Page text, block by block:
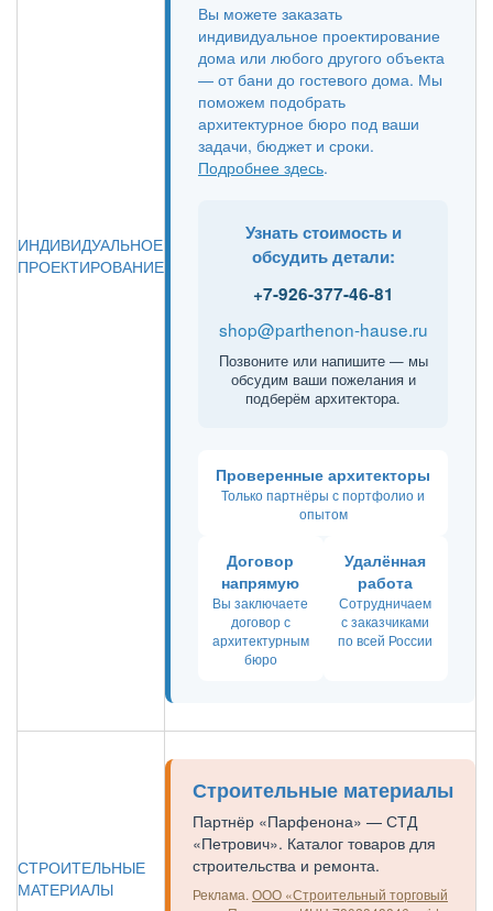
ИНДИВИДУАЛЬНОЕ
ПРОЕКТИРОВАНИЕ
Вы можете заказать
индивидуальное проектирование
дома или любого другого объекта
— от бани до гостевого дома. Мы
поможем подобрать
архитектурное бюро под ваши
задачи, бюджет и сроки.
Подробнее здесь.
Узнать стоимость и
обсудить детали:
+7-926-377-46-81
shop@parthenon-hause.ru
Позвоните или напишите — мы
обсудим ваши пожелания и
подберём архитектора.
Проверенные архитекторы
Только партнёры с портфолио и
опытом
Договор
напрямую
Вы заключаете
договор с
архитектурным
бюро
Удалённая
работа
Сотрудничаем
с заказчиками
по всей России
СТРОИТЕЛЬНЫЕ
МАТЕРИАЛЫ
Строительные материалы
Партнёр «Парфенона» — СТД
«Петрович». Каталог товаров для
строительства и ремонта.
Реклама. ООО «Строительный торговый